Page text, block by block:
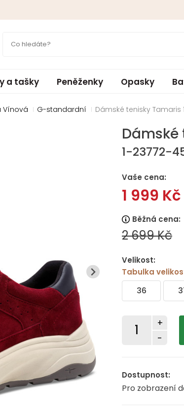
1-23772-
Vaše cena:
1 999 Kč
Běžná cena:
2 699 Kč
Velikost:
Tabulka
36
-
+
Dostupnost:
Pro zobrazení
Vínová G-standardní Dámské tenisky Tamaris
a tašky Peněženky Opasky